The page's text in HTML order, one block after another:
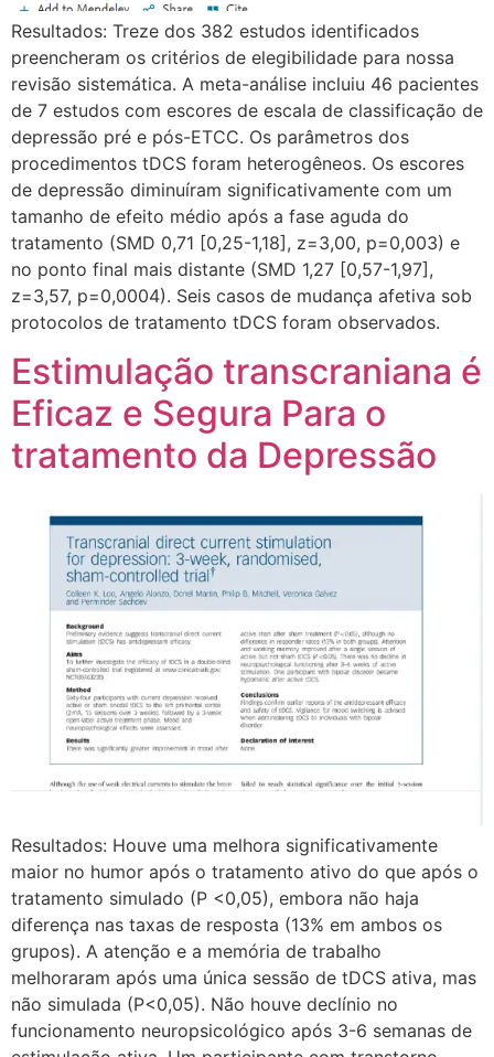
Resultados: Treze dos 382 estudos identificados
preencheram os critérios de elegibilidade para nossa
revisão sistemática. A meta-análise incluiu 46 pacientes
de 7 estudos com escores de escala de classificação de
depressão pré e pós-ETCC. Os parâmetros dos
procedimentos tDCS foram heterogêneos. Os escores
de depressão diminuíram significativamente com um
tamanho de efeito médio após a fase aguda do
tratamento (SMD 0,71 [0,25-1,18], z=3,00, p=0,003) e
no ponto final mais distante (SMD 1,27 [0,57-1,97],
z=3,57, p=0,0004). Seis casos de mudança afetiva sob
protocolos de tratamento tDCS foram observados.
Estimulação transcraniana é
Eficaz e Segura Para o
tratamento da Depressão
Resultados: Houve uma melhora significativamente
maior no humor após o tratamento ativo do que após o
tratamento simulado (P <0,05), embora não haja
diferença nas taxas de resposta (13% em ambos os
grupos). A atenção e a memória de trabalho
melhoraram após uma única sessão de tDCS ativa, mas
não simulada (P<0,05). Não houve declínio no
funcionamento neuropsicológico após 3-6 semanas de